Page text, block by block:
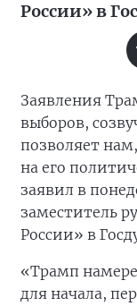
России» в
Заявления
выборов,
позволяет
на его
заявил в
заместитель
России» в
«Трамп
для начала,